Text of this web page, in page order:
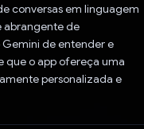
conversas em linguagem
abrangente de
de entender e
que o app ofereça uma
personalizada e